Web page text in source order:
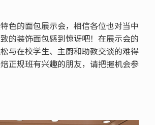
色的面包展示会，相信各位也对当中
的装饰面包感到惊讶吧！在展示会的
与在校学生、主厨和助教交谈的难得
正规班有兴趣的朋友，请把握机会参